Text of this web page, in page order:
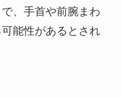
、手首や前腕まわ
能性があるとされ